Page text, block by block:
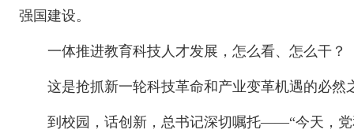
强国建设。
一体推进教育科技人才发展，怎么看、怎么干？
这是抢抓新一轮科技革命和产业变革机遇的必然
到校园，话创新，总书记深切嘱托——“今天，